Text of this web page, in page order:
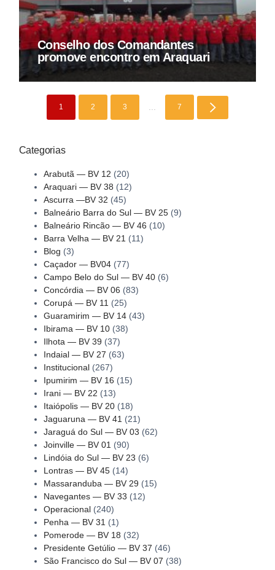
Conselho dos Comandantes
promove encontro em Araquari
1 2 3 7
Categorias
Arabutã — BV 12 (20)
Araquari — BV 38 (12)
Ascurra —BV 32 (45)
Balneário Barra do Sul — BV 25(9)
Balneário Rincão — BV 46 (10)
Barra Velha — BV 21 (11)
Blog (3)
Caçador — BV04(77)
Campo Belo do Sul — BV 40(6)
Concórdia — BV 06 (83)
Corupá — BV 11 (25)
Guaramirim — BV 14(43)
Ibirama — BV 10(38)
Ilhota — BV 39 (37)
Indaial — BV 27 (63)
Institucional(267)
Ipumirim — BV 16 (15)
Irani — BV 22 (13)
Itaiópolis — BV 20(18)
Jaguaruna — BV 41 (21)
Jaraguá do Sul — BV 03 (62)
Joinville — BV 01 (90)
Lindóia do Sul — BV 23 (6)
Lontras — BV 45(14)
Massaranduba — BV 29 (15)
Navegantes — BV 33 (12)
Operacional(240)
Penha — BV 31 (1)
Pomerode — BV 18 (32)
Presidente Getúlio — BV 37 (46)
São Francisco do Sul — BV 07 (38)